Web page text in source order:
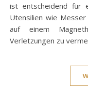
ist entscheidend für
Utensilien wie
auf einem
Verletzungen zu